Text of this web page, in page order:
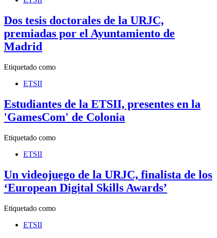
Dos tesis doctorales de la URJC,
premiadas por el Ayuntamiento de
Madrid
Etiquetado como
ETSII
Estudiantes de la ETSII, presentes en la
'GamesCom' de Colonia
Etiquetado como
ETSII
Un videojuego de la URJC, finalista de los
‘European Digital Skills Awards’
Etiquetado como
ETSII